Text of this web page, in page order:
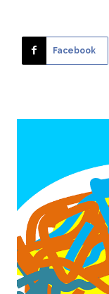
Facebook